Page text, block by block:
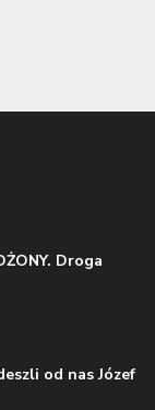
Droga
od nas Józef